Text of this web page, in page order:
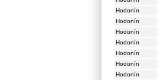
Hodonín
Hodonín
Hodonín
Hodonín
Hodonín
Hodonín
Hodonín